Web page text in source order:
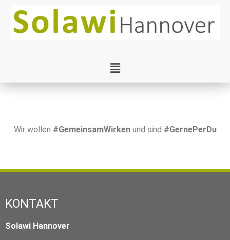
Wir wollen #GemeinsamWirkenund sind #GernePerDu
KONTAKT
Solawi Hannover